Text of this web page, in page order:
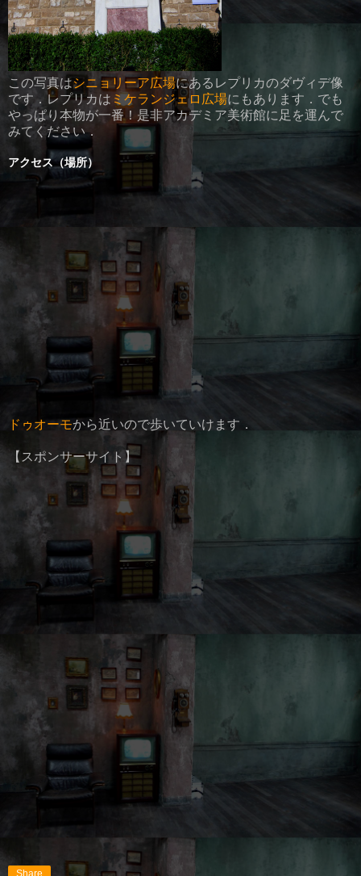
この写真はシニョリーア広場にあるレプリカのダヴィデ像
です．レプリカは ミケランジェロ広場にもあります．でも
やっぱり本物が一番！是非アカデミア美術館に足を運んで
みてください．
アクセス（場所）
ドゥオーモから近いので歩いていけます．
【スポンサーサイト】
Share